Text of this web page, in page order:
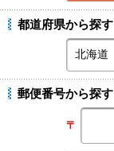
都道府県から探す
郵便番号から探す
〒